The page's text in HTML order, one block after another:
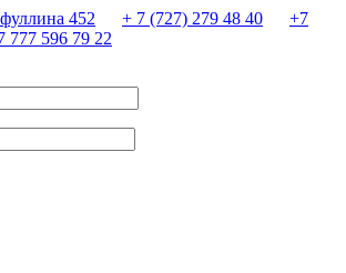
452 + 7 (727) 279 48 40
+7
777 596 79 22